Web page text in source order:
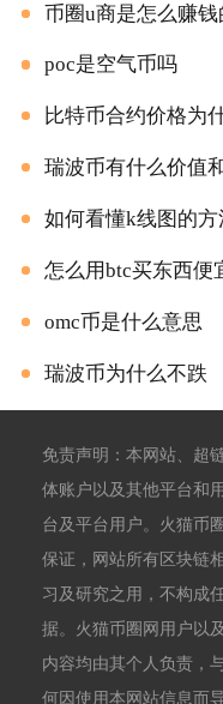
币圈u商是怎么赚钱
poc是空气币吗
比特币合约价格为
瑞波币有什么价值
如何看懂k线图的方
怎么用btc买东西便
omc币是什么意思
瑞波币为什么不跌
免责声明：本网站、超
体账户以及其他平台和
台及平台用户。火猫币
保证，网站所有区块链
习及研究之用，不构成
据。火猫币圈网用户以
内容均由其个人负责，
何因使用本网站信息而